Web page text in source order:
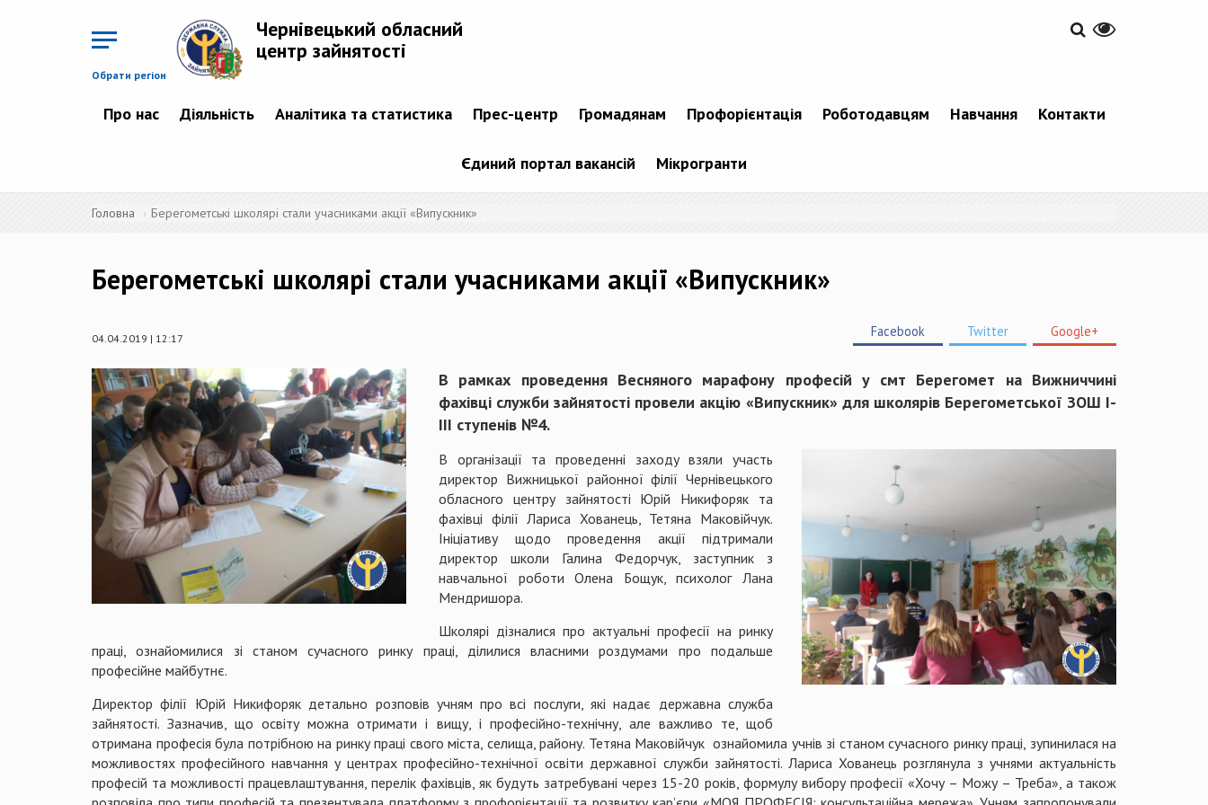
Обрати регіон
Чернівецький обласний
центр зайнятості
Про нас Діяльність Аналітика та статистика Прес-центр Громадянам Профорієнтація Роботодавцям Навчання Контакти
Єдиний портал вакансій Мікрогранти
Головна Берегометські школярі стали учасниками акції «Випускник»
Берегометські школярі стали учасниками акції «Випускник»
04.04.2019 | 12:17 Facebook Twitter Google+
В рамках проведення Весняного марафону професій у смт Берегомет на Вижниччині
фахівці служби зайнятості провели акцію «Випускник» для школярів Берегометської ЗОШ I-
III ступенів №4.
В організації та проведенні заходу взяли участь
директор Вижницької районної філії Чернівецького
обласного центру зайнятості Юрій Никифоряк та
фахівці філії Лариса Хованець, Тетяна Маковійчук.
Ініціативу щодо проведення акції підтримали
директор школи Галина Федорчук, заступник з
навчальної роботи Олена Бощук, психолог Лана
Мендришора.
Школярі дізналися про актуальні професії на ринку
праці, ознайомилися зі станом сучасного ринку праці, ділилися власними роздумами про подальше
професійне майбутнє.
Директор філії Юрій Никифоряк детально розповів учням про всі послуги, які надає державна служба
зайнятості. Зазначив, що освіту можна отримати і вищу, і професійно-технічну, але важливо те, щоб
отримана професія була потрібною на ринку праці свого міста, селища, району. Тетяна Маковійчук ознайомила учнів зі станом сучасного ринку праці, зупинилася на
можливостях професійного навчання у центрах професійно-технічної освіти державної служби зайнятості. Лариса Хованець розглянула з учнями актуальність
професій та можливості працевлаштування, перелік фахівців, як будуть затребувані через 15-20 років, формулу вибору професії «Хочу – Можу – Треба», а також